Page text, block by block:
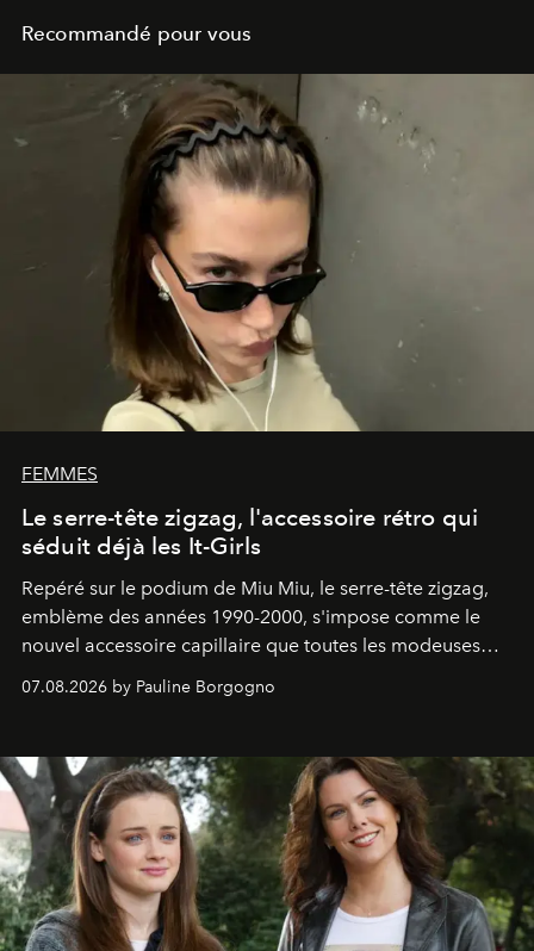
Recommandé pour vous
FEMMES
Le serre-tête zigzag, l'accessoire rétro qui
séduit déjà les It-Girls
Repéré sur le podium de Miu Miu, le serre-tête zigzag,
emblème des années 1990-2000, s'impose comme le
nouvel accessoire capillaire que toutes les modeuses
s'arrachent déjà.
07.08.2026 by Pauline Borgogno